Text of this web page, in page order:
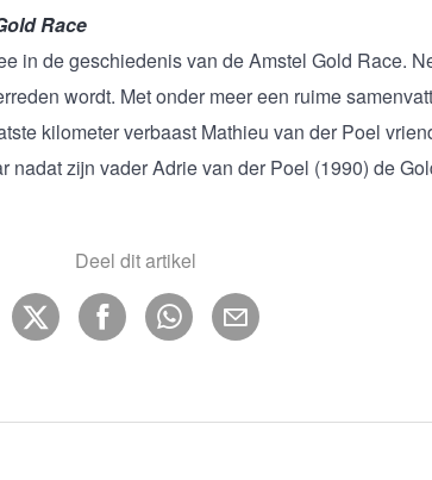
Race
in de geschiedenis van de Amstel Gold Race.
wordt. Met onder meer een ruime
kilometer verbaast Mathieu van der Poel
nadat zijn vader Adrie van der Poel (1990) de
Deel dit artikel